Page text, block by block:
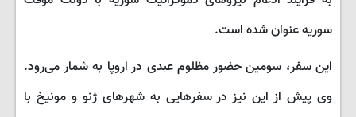
سوریه عنوان شده است.
این سفر، سومین حضور مظلوم عبدی در اروپا به شمار می‌رود.
وی پیش از این نیز در سفرهایی به شهرهای ژنو و مونیخ با